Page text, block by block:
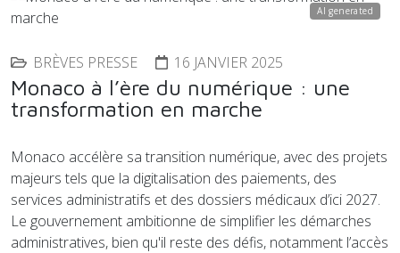
AI generated
BRÈVES PRESSE 16 JANVIER 2025
Monaco à l’ère du numérique : une
transformation en marche
Monaco accélère sa transition numérique, avec des projets
majeurs tels que la digitalisation des paiements, des
services administratifs et des dossiers médicaux d’ici 2027.
Le gouvernement ambitionne de simplifier les démarches
administratives, bien qu'il reste des défis, notamment l’accès